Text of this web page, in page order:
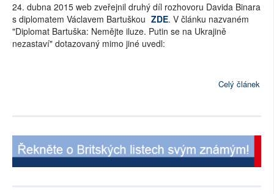
24. dubna 2015 web zveřejnil druhý díl rozhovoru Davida Binara
s diplomatem Václavem Bartuškou ZDE. V článku nazvaném
"Diplomat Bartuška: Nemějte iluze. Putin se na Ukrajině
nezastaví" dotazovaný mimo jiné uvedl:
Celý článek